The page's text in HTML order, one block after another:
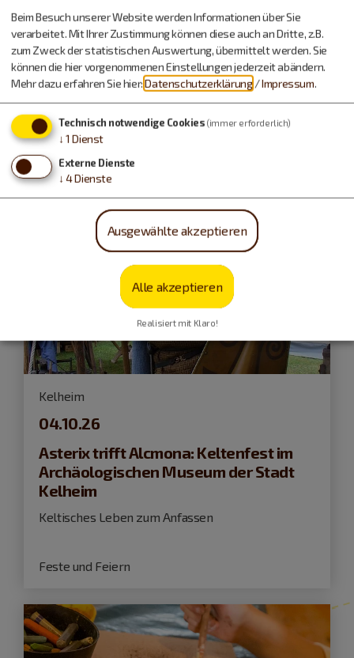
Tag des offenen Denkmals 2026
NETZwerke: Denkmale & Infrastruktur
Tag des offenen Denkmals
Kelheim
04.10.26
Asterix trifft Alcmona: Keltenfest im
Archäologischen Museum der Stadt
Kelheim
Keltisches Leben zum Anfassen
Feste und Feiern
Beim Besuch unserer Website werden Informationen über Sie
verarbeitet. Mit Ihrer Zustimmung können diese auch an Dritte, z.B.
zum Zweck der statistischen Auswertung, übermittelt werden. Sie
können die hier vorgenommenen Einstellungen jederzeit abändern.
Mehr dazu erfahren Sie hier:Datenschutzerklärung /Impressum.
Technisch notwendige Cookies (immer erforderlich)
↓ 1 Dienst
Externe Dienste
↓ 4Dienste
Ausgewählte akzeptieren
Alle akzeptieren
Realisiert mit Klaro!